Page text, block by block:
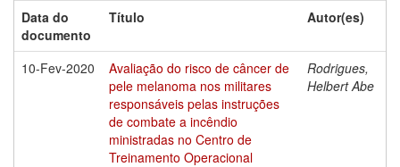
Data do
documento
Título Autor(es)
10-Fev-2020
Avaliação do risco de câncer de
pele melanoma nos militares
responsáveis pelas instruções
de combate a incêndio
ministradas no Centro de
Treinamento Operacional
Rodrigues,
Helbert Abe